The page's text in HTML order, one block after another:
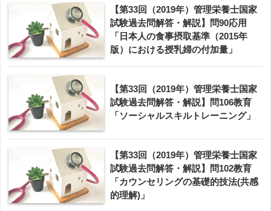
【第33回（2019年）管理栄養士国家
試験過去問解答・解説】問90応用
「日本人の食事摂取基準（2015年
版）における授乳婦の付加量」
【第33回（2019年）管理栄養士国家
試験過去問解答・解説】問106教育
「ソーシャルスキルトレーニング」
【第33回（2019年）管理栄養士国家
試験過去問解答・解説】問102教育
「カウンセリングの基礎的技法(共感
的理解)」